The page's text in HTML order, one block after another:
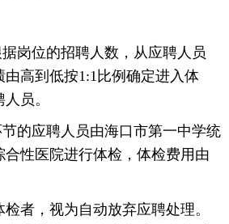
岗位的招聘人数，从应聘人员
高到低按1:1比例确定进入体
员。
的应聘人员由海口市第一中学统
性医院进行体检，体检费用由
者，视为自动放弃应聘处理。